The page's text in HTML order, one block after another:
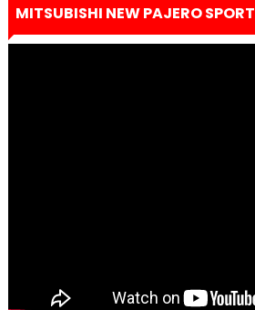
MITSUBISHI NEW PAJERO SPORT